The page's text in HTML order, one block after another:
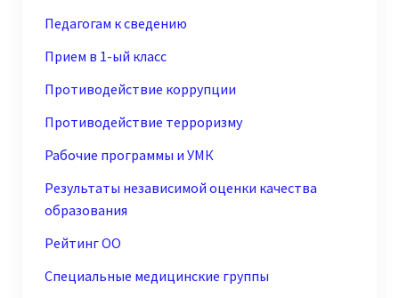
Педагогам к сведению
Прием в 1-ый класс
Противодействие коррупции
Противодействие терроризму
Рабочие программы и УМК
Результаты независимой оценки качества
образования
Рейтинг ОО
Специальные медицинские группы